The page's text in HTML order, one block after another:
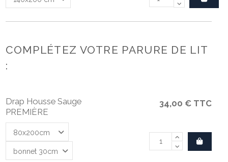
COMPLÉTEZ VOTRE PARURE DE LIT
:
Drap Housse Sauge
PREMIÈRE
34,00 € TTC